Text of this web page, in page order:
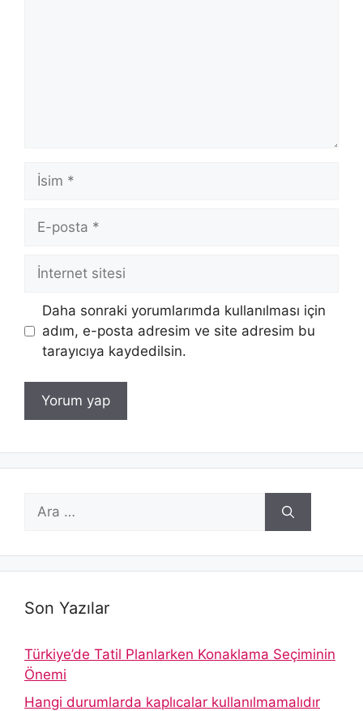
İsim
posta
İnternet
sitesi
Daha sonraki yorumlarımda kullanılması için
adım, e-posta adresim ve site adresim bu
tarayıcıya kaydedilsin.
için
Son Yazılar
Türkiye’de Tatil Planlarken Konaklama Seçiminin
Önemi
Hangi durumlarda kaplıcalar kullanılmamalıdır